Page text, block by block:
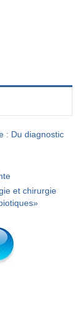
: Du diagnostic
et chirurgie